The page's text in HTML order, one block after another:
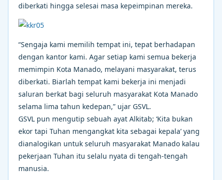
diberkati hingga selesai masa kepeimpinan mereka.
“Sengaja kami memilih tempat ini, tepat berhadapan
dengan kantor kami. Agar setiap kami semua bekerja
memimpin Kota Manado, melayani masyarakat, terus
diberkati. Biarlah tempat kami bekerja ini menjadi
saluran berkat bagi seluruh masyarakat Kota Manado
selama lima tahun kedepan,” ujar GSVL.
GSVL pun mengutip sebuah ayat Alkitab; ‘Kita bukan
ekor tapi Tuhan mengangkat kita sebagai kepala’ yang
dianalogikan untuk seluruh masyarakat Manado kalau
pekerjaan Tuhan itu selalu nyata di tengah-tengah
manusia.